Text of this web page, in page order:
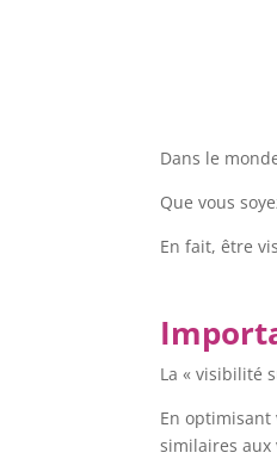
Dans le
Que vous
En fait, être
La « visibilité
En
similaires aux